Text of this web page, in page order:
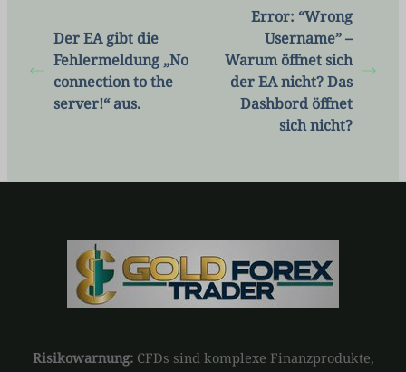
Der EA gibt die
Fehlermeldung „No
connection to the
server!“ aus.
Error: “Wrong
Username” –
Warum öffnet sich
der EA nicht? Das
Dashbord öffnet
sich nicht?
Risikowarnung:CFDs sind komplexe Finanzprodukte,